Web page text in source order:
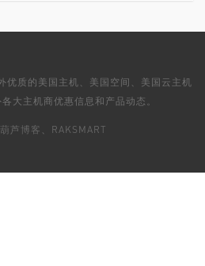
优质的美国主机、美国空间、美国云主机
大主机商优惠信息和产品动态。
葫芦博客 RAKSMART